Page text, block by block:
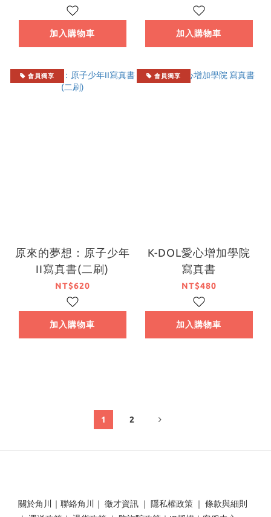
加入購物車 加入購物車
會員獨享
原來的夢想：原子少年
II寫真書(二刷)
NT$620
加入購物車
會員獨享
K-DOL愛心增加學院
寫真書
NT$480
加入購物車
1 2
關於角川 ｜ 聯絡角川 ｜ 徵才資訊 ｜ 隱私權政策 ｜ 條款與細則